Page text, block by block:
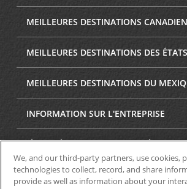
MEILLEURES DESTINATIONS
MEILLEURES DESTINATIONS DES
MEILLEURES DESTINATIONS DU
INFORMATION SUR L'ENTREPRISE
SÉCURITÉ ET CONFIDENTIALITÉ
We, and our third-party partners, use cookies,
technologies to collect, record, and share
provide as well as information about your